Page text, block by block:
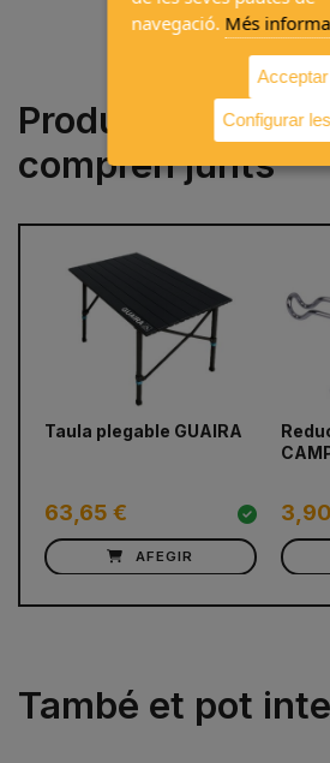
Productes que
compren junts
Taula plegable GUAIRA
63,65 €
AFEGIR
També et pot
navegació. Més
Configurar